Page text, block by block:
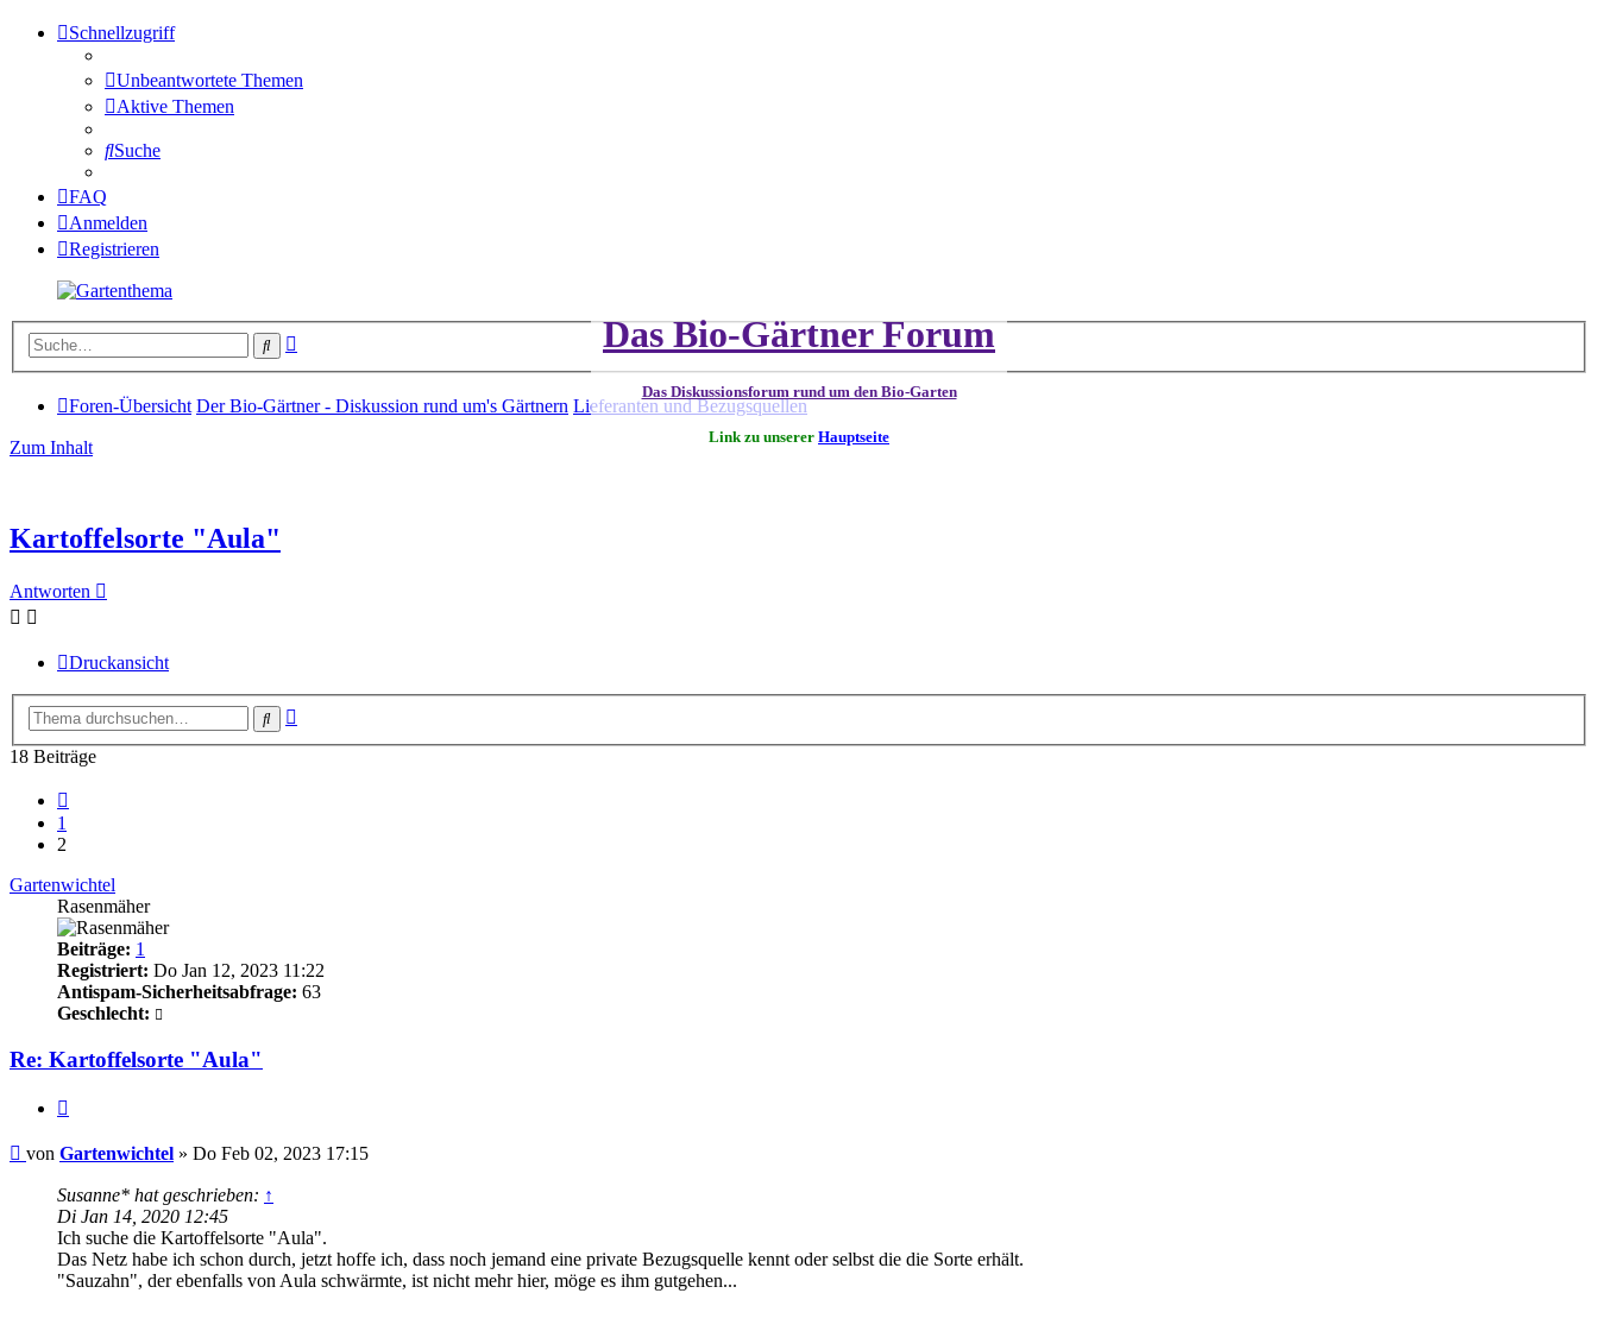
Schnellzugriff
Unbeantwortete Themen
Aktive Themen
Suche
FAQ
Anmelden
Registrieren
Das Bio-Gärtner Forum
Das Diskussionsforum rund um den Bio-Garten
Link zu unserer Hauptseite
Suche
Foren-Übersicht Der Bio-Gärtner - Diskussion rund um's Gärtnern Lieferanten und Bezugsquellen
Zum Inhalt
Kartoffelsorte "Aula"
Antworten
Druckansicht
Suche
18 Beiträge
1
2
Gartenwichtel
Rasenmäher
Beiträge: 1
Registriert: Do Jan 12, 2023 11:22
Antispam-Sicherheitsabfrage: 63
Geschlecht:
Re: Kartoffelsorte "Aula"
Beitrag
von Gartenwichtel » Do Feb 02, 2023 17:15
Susanne* hat geschrieben: ↑
Di Jan 14, 2020 12:45
Ich suche die Kartoffelsorte "Aula".
Das Netz habe ich schon durch, jetzt hoffe ich, dass noch jemand eine private Bezugsquelle kennt oder selbst die die Sorte erhält.
"Sauzahn", der ebenfalls von Aula schwärmte, ist nicht mehr hier, möge es ihm gutgehen...